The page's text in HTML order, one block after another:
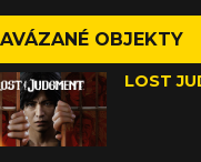
OBJEKTY
LOST